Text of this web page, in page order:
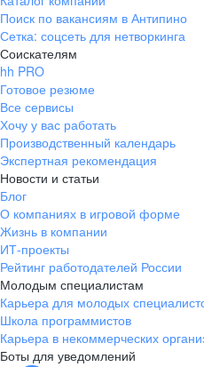
Поиск по вакансиям в Антипино
Сетка: соцсеть для нетворкинга
Соискателям
hh PRO
Готовое резюме
Все сервисы
Хочу у вас работать
Производственный календарь
Экспертная рекомендация
Новости и статьи
Блог
О компаниях в игровой форме
Жизнь в компании
ИТ-проекты
Рейтинг работодателей России
Молодым специалистам
Карьера для молодых
Школа программистов
Карьера в некоммерческих
Боты для уведомлений